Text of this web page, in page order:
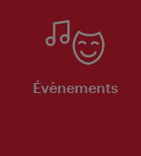
Évènements